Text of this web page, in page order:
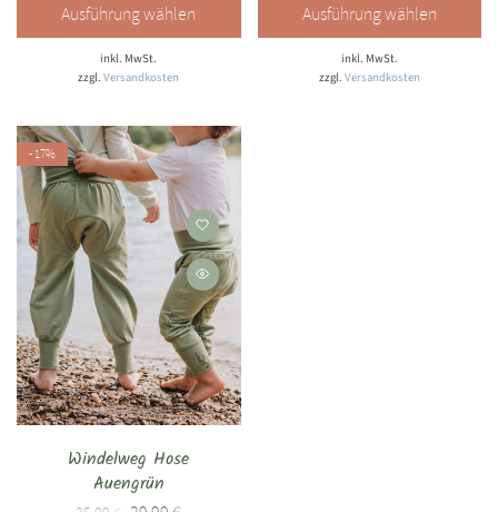
Ausführung wählen
inkl. MwSt.
zzgl.Versandkosten
Ausführung wählen
inkl. MwSt.
zzgl. Versandkosten
- 17%
Windelweg Hose
Auengrün